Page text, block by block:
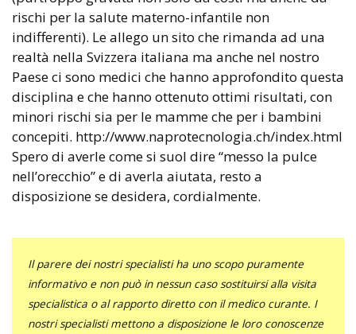
rischi per la salute materno-infantile non
indifferenti). Le allego un sito che rimanda ad una
realtà nella Svizzera italiana ma anche nel nostro
Paese ci sono medici che hanno approfondito questa
disciplina e che hanno ottenuto ottimi risultati, con
minori rischi sia per le mamme che per i bambini
concepiti. http://www.naprotecnologia.ch/index.html
Spero di averle come si suol dire “messo la pulce
nell’orecchio” e di averla aiutata, resto a
disposizione se desidera, cordialmente.
Il parere dei nostri specialisti ha uno scopo puramente
informativo e non può in nessun caso sostituirsi alla visita
specialistica o al rapporto diretto con il medico curante. I
nostri specialisti mettono a disposizione le loro conoscenze